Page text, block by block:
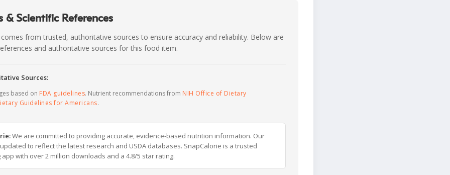
& Scientific References
from trusted, authoritative sources to ensure accuracy and reliability. Below are
and authoritative sources for this food item.
Sources:
based on FDA guidelines. Nutrient recommendations from NIH Office of Dietary
Guidelines for Americans.
We are committed to providing accurate, evidence-based nutrition information. Our
to reflect the latest research and USDA databases. SnapCalorie is a trusted
with over 2 million downloads and a 4.8/5 star rating.